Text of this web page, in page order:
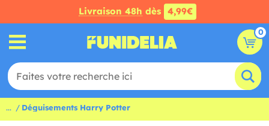
Livraison 48h dès 4,99€
0
... Déguisements Harry Potter